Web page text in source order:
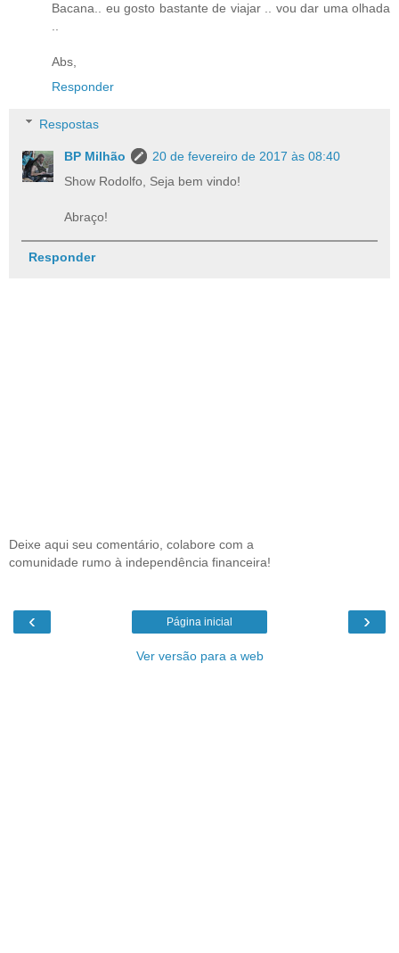
Bacana.. eu gosto bastante de viajar .. vou dar uma olhada
Abs,
Responder
Respostas
BP Milhão
20 de fevereiro de 2017 às 08:40
Show Rodolfo, Seja bem vindo!
Abraço!
Responder
Deixe aqui seu comentário, colabore com a
comunidade rumo à independência financeira!
‹ ›
Página inicial
Ver versão para a web